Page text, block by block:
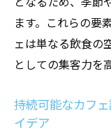
訪問者
アウト
顧客満足
画
ます。これらの要
ェは単なる飲食の
としての集客力を
持続可能なカフ
イデア